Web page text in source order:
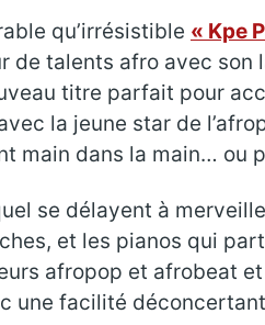
qu’irrésistible « Kpe
de talents afro avec son
titre parfait pour
la jeune star de
main dans la main… ou
se délayent à
et les pianos qui
afropop et afrobeat
une facilité